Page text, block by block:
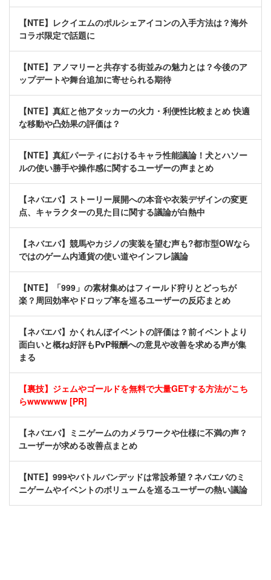
【NTE】レクイエムのポルシェアイコンの入手方法は？海外
コラボ限定で話題に
【NTE】アノマリーと共存する街並みの魅力とは？今後のア
ップデートや舞台追加に寄せられる期待
【NTE】真紅と他アタッカーの火力・利便性比較まとめ 快適
な移動や凸効果の評価は？
【NTE】真紅パーティにおけるキャラ性能議論！犬とハソー
ルの使い勝手や操作感に関するユーザーの声まとめ
【ネバエバ】ストーリー展開への本音や衣装デザインの変更
点、キャラクターの見た目に関する議論が白熱中
【ネバエバ】競馬やカジノの実装を望む声も?都市型OWなら
ではのゲーム内通貨の使い道やインフレ議論
【NTE】「999」の素材集めはフィールド狩りとどっちが
楽？周回効率やドロップ率を巡るユーザーの反応まとめ
【ネバエバ】かくれんぼイベントの評価は？前イベントより
面白いと概ね好評もPvP報酬への意見や改善を求める声が集
まる
【裏技】ジェムやゴールドを無料で大量GETする方法がこち
らwwwwww [PR]
【ネバエバ】ミニゲームのカメラワークや仕様に不満の声？
ユーザーが求める改善点まとめ
【NTE】999やバトルバンデッドは常設希望？ネバエバのミ
ニゲームやイベントのボリュームを巡るユーザーの熱い議論